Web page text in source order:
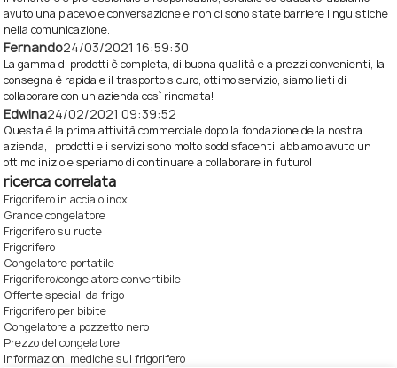
avuto una piacevole conversazione e non ci sono state barriere linguistiche
nella comunicazione.
Fernando24/03/2021 16:59:30
La gamma di prodotti è completa, di buona qualità e a prezzi convenienti, la
consegna è rapida e il trasporto sicuro, ottimo servizio, siamo lieti di
collaborare con un'azienda così rinomata!
Edwina24/02/2021 09:39:52
Questa è la prima attività commerciale dopo la fondazione della nostra
azienda, i prodotti e i servizi sono molto soddisfacenti, abbiamo avuto un
ottimo inizio e speriamo di continuare a collaborare in futuro!
ricerca correlata
Frigorifero in acciaio inox
Grande congelatore
Frigorifero su ruote
Frigorifero
Congelatore portatile
Frigorifero/congelatore convertibile
Offerte speciali da frigo
Frigorifero per bibite
Congelatore a pozzetto nero
Prezzo del congelatore
Informazioni mediche sul frigorifero